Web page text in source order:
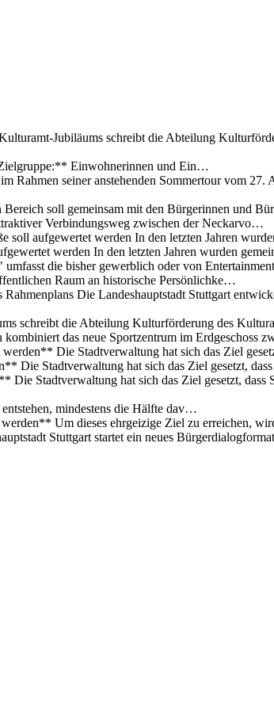
Jubiläums schreibt die Abteilung
Einwohnerinnen und Ein…
Rahmen seiner anstehenden Sommertour vom 27.
soll gemeinsam mit den Bürgerinnen und
Verbindungsweg zwischen der Neckarvo…
soll aufgewertet werden In den letzten Jahren
werden In den letzten Jahren wurden
die bisher gewerblich oder von
Raum an historische Persönlichke…
Die Landeshauptstadt Stuttgart
schreibt die Abteilung Kulturförderung des
das neue Sportzentrum im Erdgeschoss
Die Stadtverwaltung hat sich das Ziel
Die Stadtverwaltung hat sich das Ziel gesetzt,
Die Stadtverwaltung hat sich das Ziel gesetzt, dass
mindestens die Hälfte dav…
Um dieses ehrgeizige Ziel zu erreichen,
Stuttgart startet ein neues